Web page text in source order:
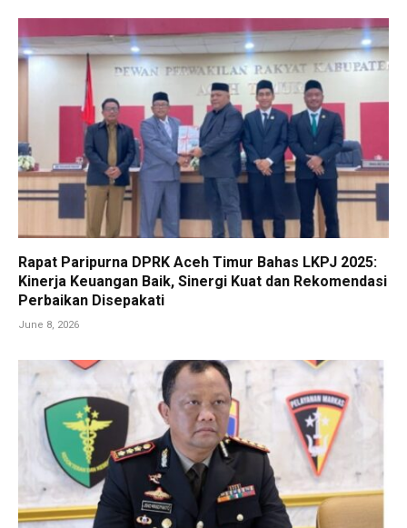
Rapat Paripurna DPRK Aceh Timur Bahas LKPJ 2025:
Kinerja Keuangan Baik, Sinergi Kuat dan Rekomendasi
Perbaikan Disepakati
June 8, 2026